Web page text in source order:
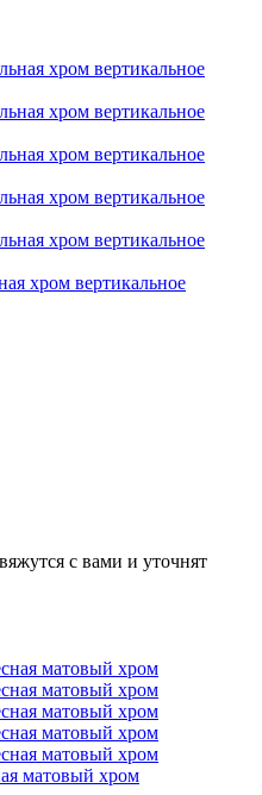
хром вертикальное
с вами и уточнят
матовый хром